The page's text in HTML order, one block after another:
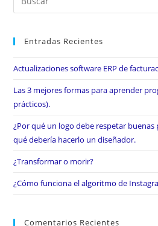
Entradas Recientes
Actualizaciones software ERP de
Las 3 mejores formas para aprender
prácticos).
¿Por qué un logo debe respetar buenas
qué debería hacerlo un diseñador.
¿Transformar o morir?
¿Cómo funciona el algoritmo de
Comentarios Recientes